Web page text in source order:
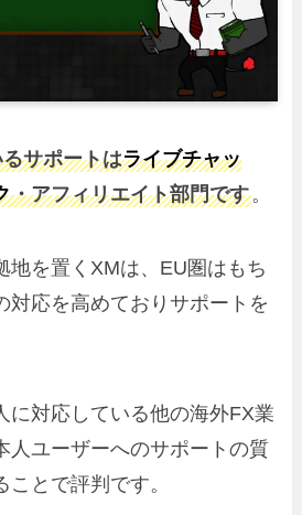
サポートはライブチャッ
・アフィリエイト部門です。
地を置くXMは、EU圏はもち
対応を高めておりサポートを
に対応している他の海外FX業
人ユーザーへのサポートの質
とで評判です。